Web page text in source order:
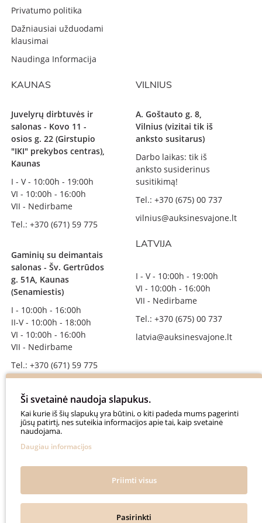
Privatumo politika
Dažniausiai užduodami
klausimai
Naudinga Informacija
KAUNAS
Juvelyrų dirbtuvės ir
salonas - Kovo 11 -
osios g. 22 (Girstupio
"IKI" prekybos centras),
Kaunas
I - V - 10:00h - 19:00h
VI - 10:00h - 16:00h
VII - Nedirbame
Tel.: +370 (671) 59 775
Gaminių su deimantais
salonas - Šv. Gertrūdos
g. 51A, Kaunas
(Senamiestis)
I - 10:00h - 16:00h
II-V - 10:00h - 18:00h
VI - 10:00h - 16:00h
VII - Nedirbame
Tel.: +370 (671) 59 775
SEKITE MUS
auksinesvajone
@auksinesvajone3600
VILNIUS
A. Goštauto g. 8,
Vilnius (vizitai tik iš
anksto susitarus)
Darbo laikas: tik iš
anksto susiderinus
susitikimą!
Tel.: +370 (675) 00 737
vilnius@auksinesvajone.lt
LATVIJA
I - V - 10:00h - 19:00h
VI - 10:00h - 16:00h
VII - Nedirbame
Tel.: +370 (675) 00 737
latvia@auksinesvajone.lt
Ši svetainė naudoja slapukus.
Kai kurie iš šių slapukų yra būtini, o kiti padeda mums pagerinti
jūsų patirtį, nes suteikia informacijos apie tai, kaip svetainė
naudojama.
Daugiau informacijos
Priimti visus
Pasirinkti